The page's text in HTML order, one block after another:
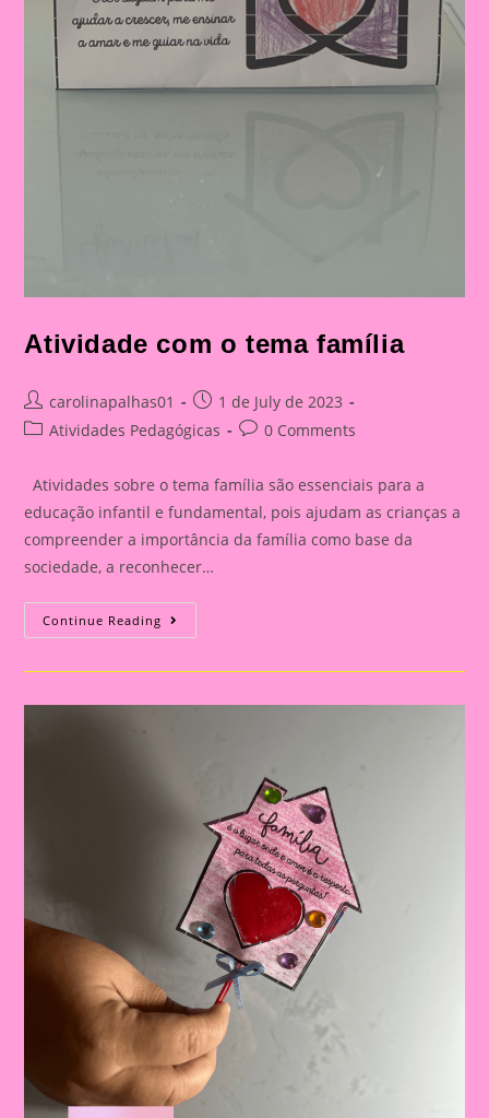
Atividade com o tema família
Post
author:
carolinapalhas01
Post
published:
1 de July de 2023
PostAtividades Pedagógicas
Post0 Comments
Atividades sobre o tema família são essenciais para a
educação infantil e fundamental, pois ajudam as crianças a
compreender a importância da família como base da
sociedade, a reconhecer…
Continue Reading Atividade
Com
Tema